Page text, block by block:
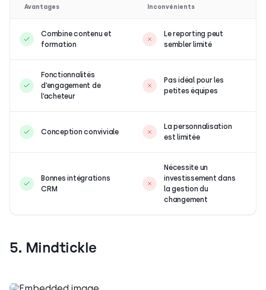
Avantages Inconvénients
Combine contenu et
formation
Le reporting peut
sembler limité
Fonctionnalités
d’engagement de
l’acheteur
Pas idéal pour les
petites équipes
Conception conviviale
La personnalisation
est limitée
Bonnes intégrations
CRM
Nécessite un
investissement dans
la gestion du
changement
5. Mindtickle